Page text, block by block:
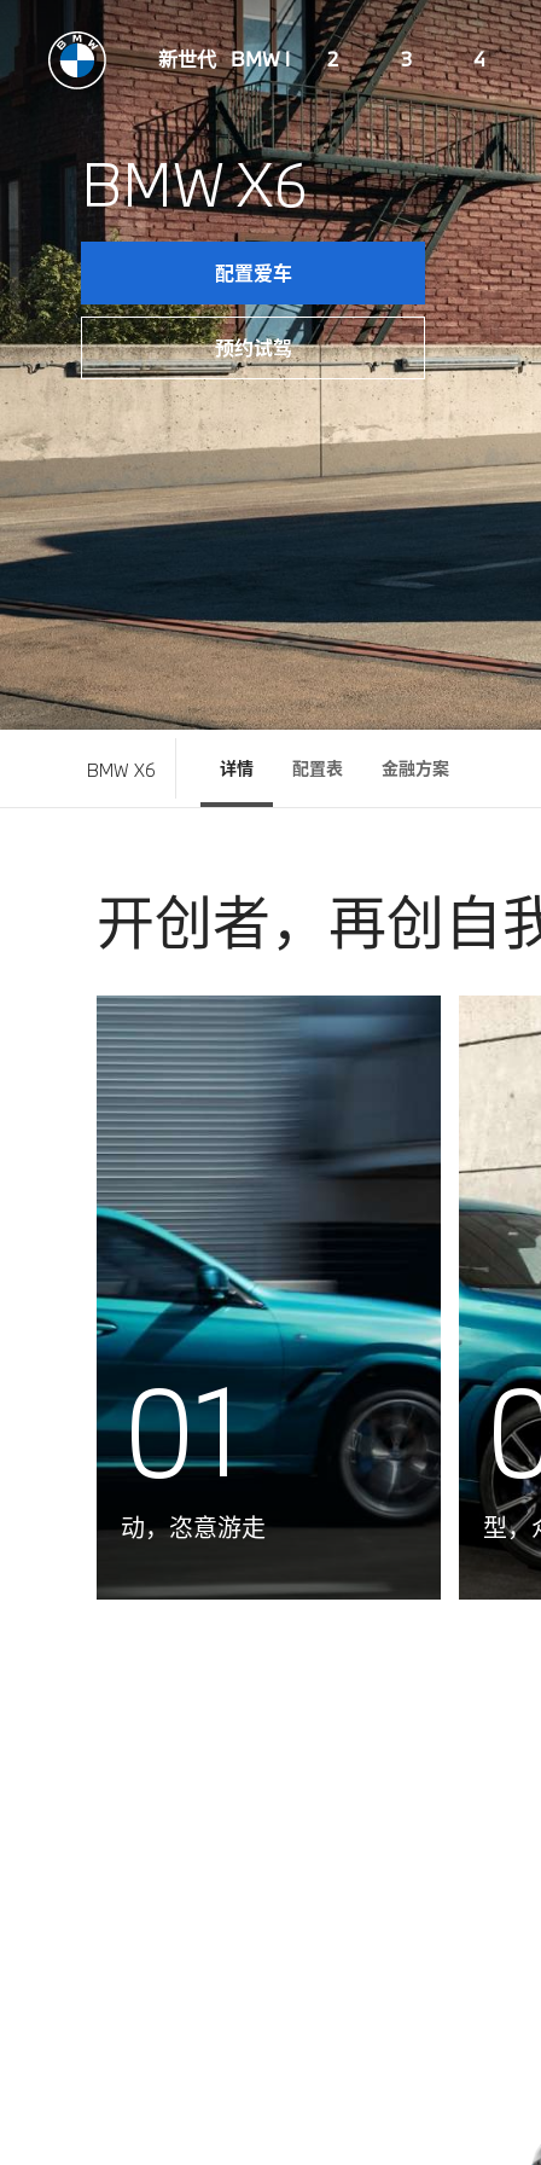
新世代 BMW i 2 3 4
BMW X6
配置爱车
预约试驾
BMW X6 详情 配置表 金融方案
开创者，再创自
01
动，恣意游走 型，